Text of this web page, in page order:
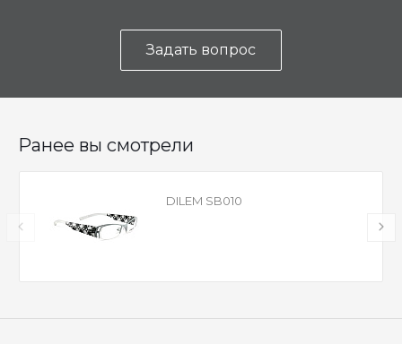
Задать вопрос
Ранее вы смотрели
DILEM SB010